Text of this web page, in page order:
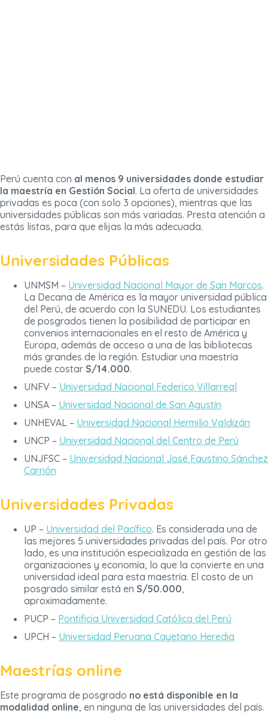
Perú cuenta con al menos 9 universidades donde estudiar
la maestría en Gestión Social. La oferta de universidades
privadas es poca (con solo 3 opciones), mientras que las
universidades públicas son más variadas. Presta atención a
estás listas, para que elijas la más adecuada.
Universidades Públicas
UNMSM – Universidad Nacional Mayor de San Marcos.
La Decana de América es la mayor universidad pública
del Perú, de acuerdo con la SUNEDU. Los estudiantes
de posgrados tienen la posibilidad de participar en
convenios internacionales en el resto de América y
Europa, además de acceso a una de las bibliotecas
más grandes de la región. Estudiar una maestría
puede costar S/14.000.
UNFV – Universidad Nacional Federico Villarreal
UNSA – Universidad Nacional de San Agustín
UNHEVAL – Universidad Nacional Hermilio Valdizán
UNCP – Universidad Nacional del Centro de Perú
UNJFSC – Universidad Nacional José Faustino Sánchez
Carrión
Universidades Privadas
UP – Universidad del Pacífico. Es considerada una de
las mejores 5 universidades privadas del país. Por otro
lado, es una institución especializada en gestión de las
organizaciones y economía, lo que la convierte en una
universidad ideal para esta maestría. El costo de un
posgrado similar está en S/50.000,
aproximadamente.
PUCP – Pontificia Universidad Católica del Perú
UPCH – Universidad Peruana Cayetano Heredia
Maestrías online
Este programa de posgrado no está disponible en la
modalidad online, en ninguna de las universidades del país.